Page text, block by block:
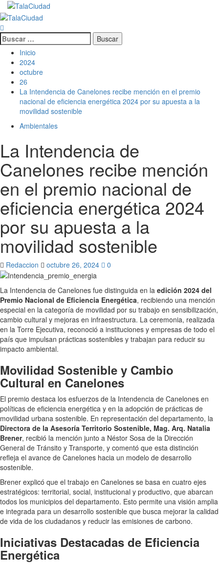
Saltar
al
contenido
Menú
principal
Buscar:
Inicio
2024
octubre
26
La Intendencia de Canelones recibe mención en el premio
nacional de eficiencia energética 2024 por su apuesta a la
movilidad sostenible
Ambientales
La Intendencia de
Canelones recibe mención
en el premio nacional de
eficiencia energética 2024
por su apuesta a la
movilidad sostenible
Redaccion octubre 26, 2024 0
La Intendencia de Canelones fue distinguida en la edición 2024 del
Premio Nacional de Eficiencia Energética, recibiendo una mención
especial en la categoría de movilidad por su trabajo en sensibilización,
cambio cultural y mejoras en infraestructura. La ceremonia, realizada
en la Torre Ejecutiva, reconoció a instituciones y empresas de todo el
país que impulsan prácticas sostenibles y trabajan para reducir su
impacto ambiental.
Movilidad Sostenible y Cambio
Cultural en Canelones
El premio destaca los esfuerzos de la Intendencia de Canelones en
políticas de eficiencia energética y en la adopción de prácticas de
movilidad urbana sostenible. En representación del departamento, la
Directora de la Asesoría Territorio Sostenible, Mag. Arq. Natalia
Brener, recibió la mención junto a Néstor Sosa de la Dirección
General de Tránsito y Transporte, y comentó que esta distinción
refleja el avance de Canelones hacia un modelo de desarrollo
sostenible.
Brener explicó que el trabajo en Canelones se basa en cuatro ejes
estratégicos: territorial, social, institucional y productivo, que abarcan
todos los municipios del departamento. Esto permite una visión amplia
e integrada para un desarrollo sostenible que busca mejorar la calidad
de vida de los ciudadanos y reducir las emisiones de carbono.
Iniciativas Destacadas de Eficiencia
Energética